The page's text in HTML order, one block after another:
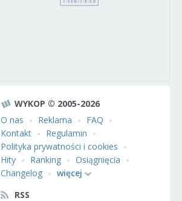
WYKOP © 2005-2026
O nas
Reklama
FAQ
Kontakt
Regulamin
Polityka prywatności i cookies
Hity
Ranking
Osiągnięcia
Changelog
więcej
RSS